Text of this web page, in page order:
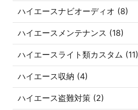
ハイエースナビオーディオ (8)
ハイエースメンテナンス (18)
ハイエースライト類カスタム (11)
ハイエース収納 (4)
ハイエース盗難対策 (2)